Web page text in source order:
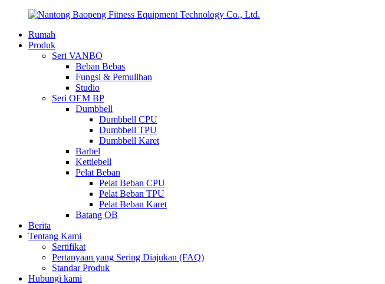
Rumah
Produk
Seri VANBO
Beban Bebas
Fungsi & Pemulihan
Studio
Seri OEM BP
Dumbbell
Dumbbell CPU
Dumbbell TPU
Dumbbell Karet
Barbel
Kettlebell
Pelat Beban
Pelat Beban CPU
Pelat Beban TPU
Pelat Beban Karet
Batang OB
Berita
Tentang Kami
Sertifikat
Pertanyaan yang Sering Diajukan (FAQ)
Standar Produk
Hubungi kami